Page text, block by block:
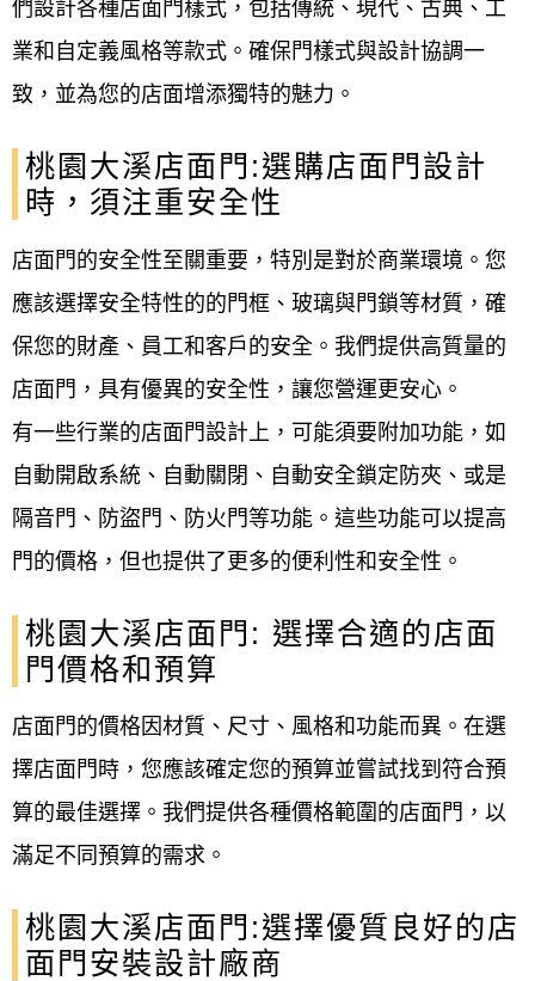
們設計各種店面門樣式，包括傳統、現代、古典、工
業和自定義風格等款式。確保門樣式與設計協調一
致，並為您的店面增添獨特的魅力。
桃園大溪店面門:選購店面門設計
時，須注重安全性
店面門的安全性至關重要，特別是對於商業環境。您
應該選擇安全特性的的門框、玻璃與門鎖等材質，確
保您的財產、員工和客戶的安全。我們提供高質量的
店面門，具有優異的安全性，讓您營運更安心。
有一些行業的店面門設計上，可能須要附加功能，如
自動開啟系統、自動關閉、自動安全鎖定防夾、或是
隔音門、防盜門、防火門等功能。這些功能可以提高
門的價格，但也提供了更多的便利性和安全性。
桃園大溪店面門: 選擇合適的店面
門價格和預算
店面門的價格因材質、尺寸、風格和功能而異。在選
擇店面門時，您應該確定您的預算並嘗試找到符合預
算的最佳選擇。我們提供各種價格範圍的店面門，以
滿足不同預算的需求。
桃園大溪店面門:選擇優質良好的店
面門安裝設計廠商